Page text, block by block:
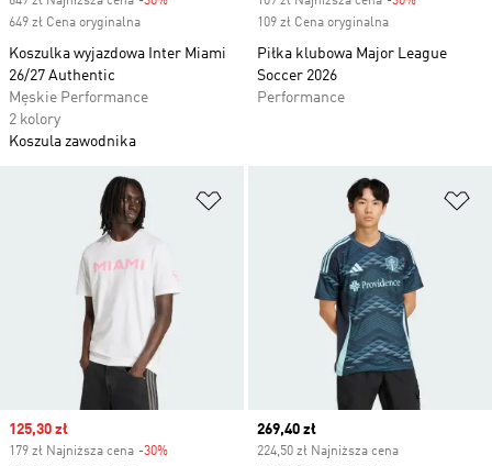
649 zł Cena oryginalna
Koszulka wyjazdowa Inter Miami
26/27 Authentic
Męskie Performance
2 kolory
Koszula zawodnika
109 zł Cena oryginalna
Piłka klubowa Major League
Soccer 2026
Performance
Dodaj do listy życzeń
Sale price
125,30 zł
179 zł Najniższa cena -30%
Current price
269,40 zł
224,50 zł Najniższa cena